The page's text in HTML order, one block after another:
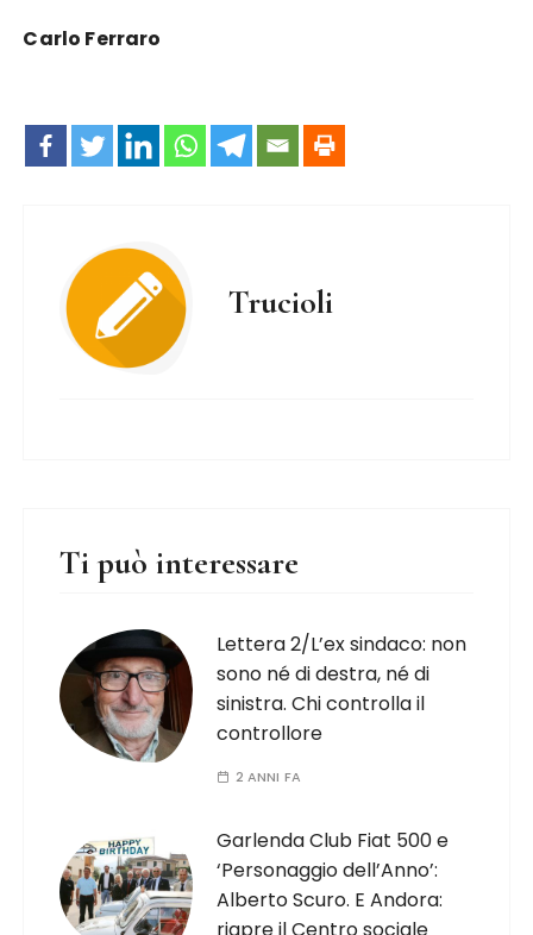
Carlo Ferraro
Trucioli
Ti può interessare
Lettera 2/L’ex sindaco: non
sono né di destra, né di
sinistra. Chi controlla il
controllore
2 ANNI FA
Garlenda Club Fiat 500 e
‘Personaggio dell’Anno’:
Alberto Scuro. E Andora: